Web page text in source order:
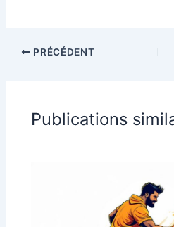
PRÉCÉDENT
Publications